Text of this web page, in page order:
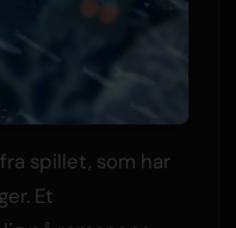
spillet, som har
Et